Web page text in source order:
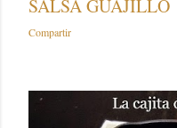
SALSA GUAJILLO
Compartir